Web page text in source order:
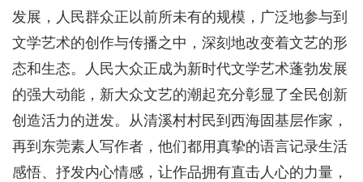
发展，人民群众正以前所未有的规模，广泛地参与到
文学艺术的创作与传播之中，深刻地改变着文艺的形
态和生态。人民大众正成为新时代文学艺术蓬勃发展
的强大动能，新大众文艺的潮起充分彰显了全民创新
创造活力的迸发。从清溪村村民到西海固基层作家，
再到东莞素人写作者，他们都用真挚的语言记录生活
感悟、抒发内心情感，让作品拥有直击人心的力量，